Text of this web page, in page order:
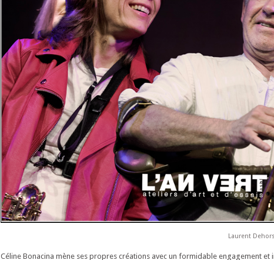
Laurent
Céline Bonacina mène ses propres créations avec un formidable engagement et